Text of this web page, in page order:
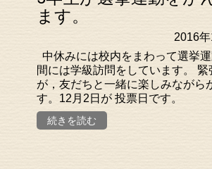
ます。
2016
中休みには校内をまわって選挙
間には学級訪問をしています。
が，友だちと一緒に楽しみながら
す。12月2日が 投票日です。
続きを読む